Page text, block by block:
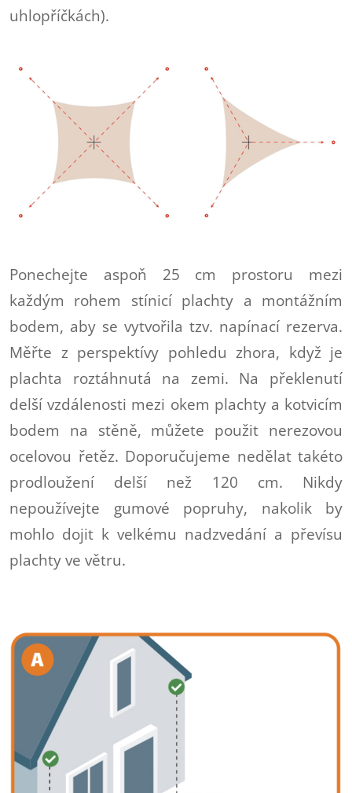
uhlopříčkách).
Ponechejte aspoň 25 cm prostoru mezi
každým rohem stínicí plachty a montážním
bodem, aby se vytvořila tzv. napínací rezerva.
Měřte z perspektívy pohledu zhora, když je
plachta roztáhnutá na zemi. Na překlenutí
delší vzdálenosti mezi okem plachty a kotvicím
bodem na stěně, můžete použit nerezovou
ocelovou řetěz. Doporučujeme nedělat takéto
prodloužení delší než 120 cm. Nikdy
nepoužívejte gumové popruhy, nakolik by
mohlo dojit k velkému nadzvedání a převísu
plachty ve větru.